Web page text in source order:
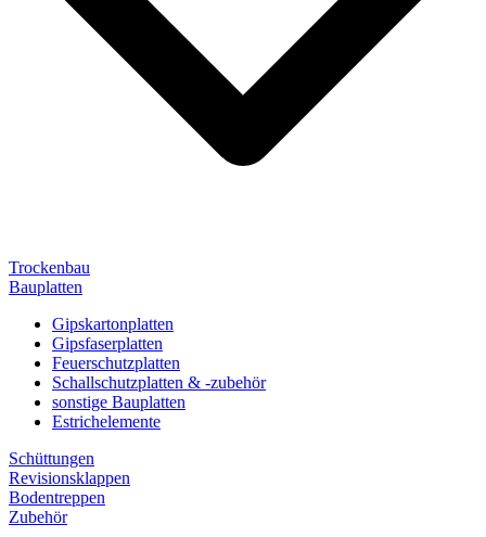
Trockenbau
Bauplatten
Gipskartonplatten
Gipsfaserplatten
Feuerschutzplatten
Schallschutzplatten & -zubehör
sonstige Bauplatten
Estrichelemente
Schüttungen
Revisionsklappen
Bodentreppen
Zubehör